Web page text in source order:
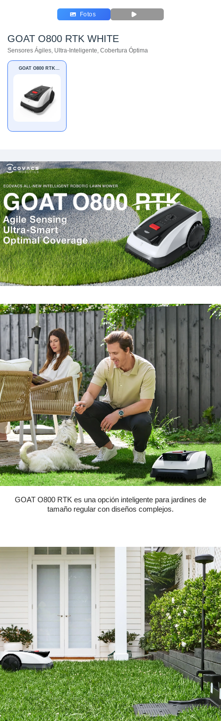
Fotos
GOAT O800 RTK WHITE
Sensores Ágiles, Ultra-Inteligente, Cobertura Óptima
GOAT O800 RTK
GOAT O800 RTK es una opción inteligente para jardines de
tamaño regular con diseños complejos.